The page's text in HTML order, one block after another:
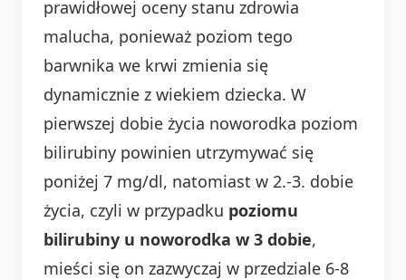
prawidłowej oceny stanu zdrowia
malucha, ponieważ poziom tego
barwnika we krwi zmienia się
dynamicznie z wiekiem dziecka. W
pierwszej dobie życia noworodka poziom
bilirubiny powinien utrzymywać się
poniżej 7 mg/dl, natomiast w 2.-3. dobie
życia, czyli w przypadku poziomu
bilirubiny u noworodka w 3 dobie,
mieści się on zazwyczaj w przedziale 6-8